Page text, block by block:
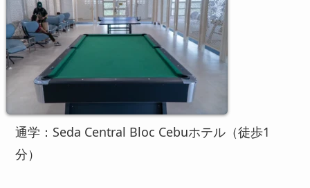
通学：Seda Central Bloc Cebuホテル（徒歩1
分）